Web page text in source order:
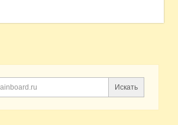
Искать